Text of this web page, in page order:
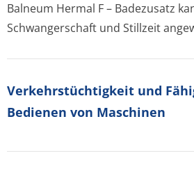
Balneum Hermal F – Badezusatz
Schwangerschaft und Stillzeit
Verkehrstüchtig­keit und
Bedienen von Maschinen